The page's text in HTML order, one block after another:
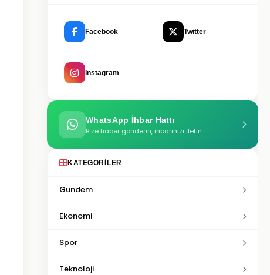
Facebook Twitter
Instagram
WhatsApp İhbar Hattı
Bize haber gönderin, ihbarınızı iletin
KATEGORILER
Gundem
Ekonomi
Spor
Teknoloji